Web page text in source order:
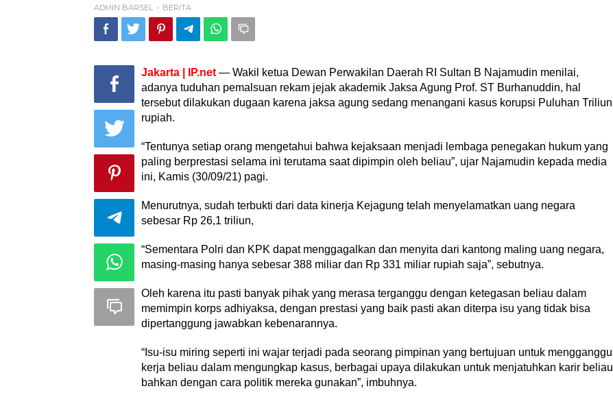
Mengungkap
Kasus
Besar
ADMIN BARSEL - BERITA
Jakarta | IP.net — Wakil ketua Dewan Perwakilan Daerah RI Sultan B Najamudin menilai,
adanya tuduhan pemalsuan rekam jejak akademik Jaksa Agung Prof. ST Burhanuddin, hal
tersebut dilakukan dugaan karena jaksa agung sedang menangani kasus korupsi Puluhan Triliun
rupiah.
“Tentunya setiap orang mengetahui bahwa kejaksaan menjadi lembaga penegakan hukum yang
paling berprestasi selama ini terutama saat dipimpin oleh beliau”, ujar Najamudin kepada media
ini, Kamis (30/09/21) pagi.
Menurutnya, sudah terbukti dari data kinerja Kejagung telah menyelamatkan uang negara
sebesar Rp 26,1 triliun,
“Sementara Polri dan KPK dapat menggagalkan dan menyita dari kantong maling uang negara,
masing-masing hanya sebesar 388 miliar dan Rp 331 miliar rupiah saja”, sebutnya.
Oleh karena itu pasti banyak pihak yang merasa terganggu dengan ketegasan beliau dalam
memimpin korps adhiyaksa, dengan prestasi yang baik pasti akan diterpa isu yang tidak bisa
dipertanggung jawabkan kebenarannya.
“Isu-isu miring seperti ini wajar terjadi pada seorang pimpinan yang bertujuan untuk mengganggu
kerja beliau dalam mengungkap kasus, berbagai upaya dilakukan untuk menjatuhkan karir beliau
bahkan dengan cara politik mereka gunakan”, imbuhnya.